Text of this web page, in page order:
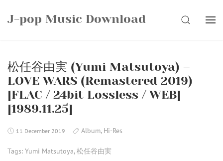
J-pop Music Download SEARCH
松任谷由実 (Yumi Matsutoya) –
LOVE WARS (Remastered 2019)
[FLAC / 24bit Lossless / WEB]
[1989.11.25]
11 December 2019 Album, Hi-Res
Tags: Yumi Matsutoya,松任谷由実